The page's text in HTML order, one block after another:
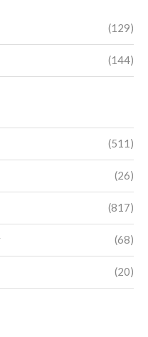
(129)
(144)
(511)
(26)
(817)
(68)
(20)